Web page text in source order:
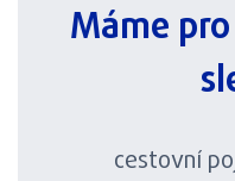
Máme
cestovní